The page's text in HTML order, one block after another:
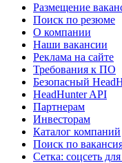
Размещение
Поиск по резюме
О компании
Наши вакансии
Реклама на сайте
Требования к ПО
Безопасный
HeadHunter API
Партнерам
Инвесторам
Каталог компаний
Поиск по
Сетка: соцсеть